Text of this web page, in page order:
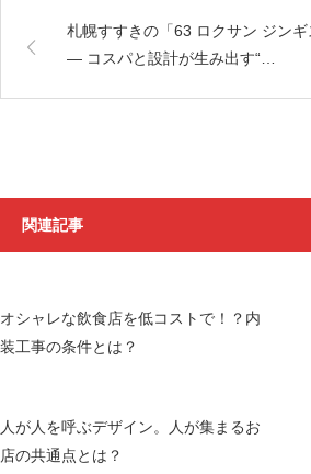
札幌すすきの「63 ロクサン ジン
― コスパと設計が生み出す“…
関連記事
オシャレな飲食店を低コストで！？内
装工事の条件とは？
人が人を呼ぶデザイン。人が集まるお
店の共通点とは？